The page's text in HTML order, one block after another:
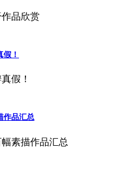
品欣赏
！
假！
作品汇总
素描作品汇总